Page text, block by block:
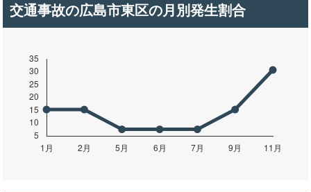
交通事故の広島市東区の月別発生割合